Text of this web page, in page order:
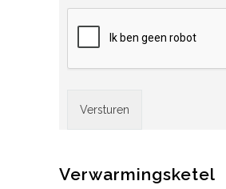
Verwarmingsketel